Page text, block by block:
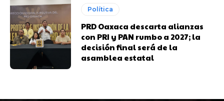
Política
PRD Oaxaca descarta alianzas
con PRI y PAN rumbo a 2027; la
decisión final será de la
asamblea estatal